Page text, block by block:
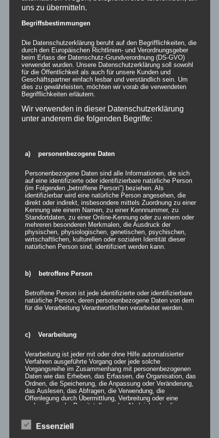
Ablauf des einzelnen Verfahrens und den Zeitpunkt der
typischerweise noch vor Beendigung der Haft erlangt werden
2233/04] m.w.N. [auch zu anderen freiheitsentziehenden
Maßnahmen]). Denn die Rechtsschutzgarantie des Art. 19 Abs. 4
GG fordert zwar keinen Instanzenzug, gewährleistet aber die
Effektivität des Rechtsschutzes i.S. eines Anspruchs auf eine
wirksame gerichtliche Kontrolle, soweit die jeweils einschlägige
Prozessordnung in ihrer konkreten Ausformung eine weitere
Instanz eröffnet. Das Rechtsmittelgericht darf ein solches
Rechtsmittel daher nicht ineffektiv machen und für den Bf. »leer
Haftgrund der Fluchtgefahr und
Straferwartung
08/07/2017 / inUncategorized / vonmilo
Bei der Beurteilung der Fluchtgefahr scheidet jede
schematische Beurteilung anhand genereller Maßstäbe
aus, insbes. ist die Annahme unzulässig, dass bei einer
Straferwartung in bestimmter Höhe stets (oder nie) ein
KG, Beschl. v. 13.09.2016 – 4 Ws 130/16
Aus den Gründen:
Entgegen der Auffassung des LG gibt es keine »Grenze« von
durch besondere Tatsachen wieder ausgeräumt werden könne.
Der Senat hat in seiner jüngeren Rspr. (vgl. Beschl. v. 03.11.2011
– 4 Ws 96/11; veröffentlicht in StV 2012, 350 m.w.N.) dargelegt,
dass bei der Beurteilung der Fluchtgefahr jede schematische
Beurteilung anhand genereller Maßstäbe ausscheidet, insbes.
die Annahme unzulässig ist, dass bei einer Straferwartung in
bestimmter Höhe stets (oder nie) ein rechtlich beachtlicher
Haftgrund selbst – bestehe. Denn andernfalls käme es zu einer
unzulässigen Haftgrundvermutung allein wegen einer
uns zu übermitteln.
Begriffsbestimmungen
Die Datenschutzerklärung beruht auf den Begrifflichkeiten, die
durch den Europäischen Richtlinien- und Verordnungsgeber
beim Erlass der Datenschutz-Grundverordnung (DS-GVO)
verwendet wurden. Unsere Datenschutzerklärung soll sowohl
für die Öffentlichkeit als auch für unsere Kunden und
Geschäftspartner einfach lesbar und verständlich sein. Um
dies zu gewährleisten, möchten wir vorab die verwendeten
Begrifflichkeiten erläutern.
Wir verwenden in dieser Datenschutzerklärung
unter anderem die folgenden Begriffe:
a) personenbezogene Daten
Personenbezogene Daten sind alle Informationen, die sich
auf eine identifizierte oder identifizierbare natürliche Person
(im Folgenden „betroffene Person") beziehen. Als
identifizierbar wird eine natürliche Person angesehen, die
direkt oder indirekt, insbesondere mittels Zuordnung zu einer
Kennung wie einem Namen, zu einer Kennnummer, zu
Standortdaten, zu einer Online-Kennung oder zu einem oder
mehreren besonderen Merkmalen, die Ausdruck der
physischen, physiologischen, genetischen, psychischen,
wirtschaftlichen, kulturellen oder sozialen Identität dieser
natürlichen Person sind, identifiziert werden kann.
b) betroffene Person
Betroffene Person ist jede identifizierte oder identifizierbare
natürliche Person, deren personenbezogene Daten von dem
für die Verarbeitung Verantwortlichen verarbeitet werden.
c) Verarbeitung
Verarbeitung ist jeder mit oder ohne Hilfe automatisierter
Verfahren ausgeführte Vorgang oder jede solche
Vorgangsreihe im Zusammenhang mit personenbezogenen
Daten wie das Erheben, das Erfassen, die Organisation, das
Ordnen, die Speicherung, die Anpassung oder Veränderung,
das Auslesen, das Abfragen, die Verwendung, die
Offenlegung durch Übermittlung, Verbreitung oder eine
andere Form der Bereitstellung, den Abgleich oder die
Vernichtung.
Essenziell